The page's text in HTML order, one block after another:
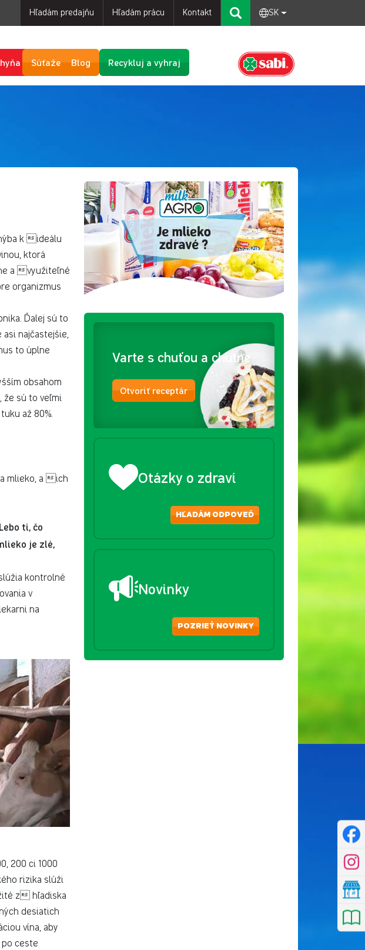
Hľadám predajňu Hľadám prácu Kontakt SK
Súťaže Blog Recykluj a vyhraj
k ideálu
ktorá
a využiteľné
organizmus
Ďalej sú to
najčastejšie,
to úplne
obsahom
že sú to veľmi
až 80%.
mlieko, a ich
tí, čo
je zlé,
kontrolné
v
na
200 ci 1000
rizika slúži
z hľadiska
desiatich
vína, aby
po ceste
Varte s chuťou a chutne
Otvoriť receptár
Otázky o zdraví
HĽADÁM ODPOVEĎ
Novinky
POZRIEŤ NOVINKY